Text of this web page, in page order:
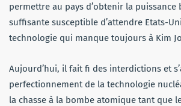
permettre au pays d’obtenir la puissance
suffisante susceptible d’attendre Etats-
technologie qui manque toujours à Kim
Aujourd’hui, il fait fi des interdictions et
perfectionnement de la technologie
la chasse à la bombe atomique tant que